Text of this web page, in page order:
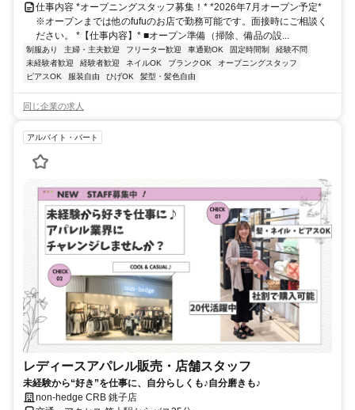
仕事内容 *オープニングスタッフ募集！* *2026年7月オープン予定*
※オープンまでは他のfufuのお店で勤務可能です。面接時にご相談く
ださい。 *【仕事内容】* ■オープン準備（掃除、備品の設...
制服あり 主婦・主夫歓迎 フリーター歓迎 車通勤OK 固定時間制
経験不問
未経験者歓迎
経験者歓迎 ネイルOK ブランクOK
オープニングスタッフ
ピアスOK
服装自由 ひげOK 髪型・髪色自由
同じ企業の求人
アルバイト・パート
レディースアパレル販売・店舗スタッフ
未経験から“好き”を仕事に、自分らしくも♪自分磨きも♪
non-hedge CRB 銚子店